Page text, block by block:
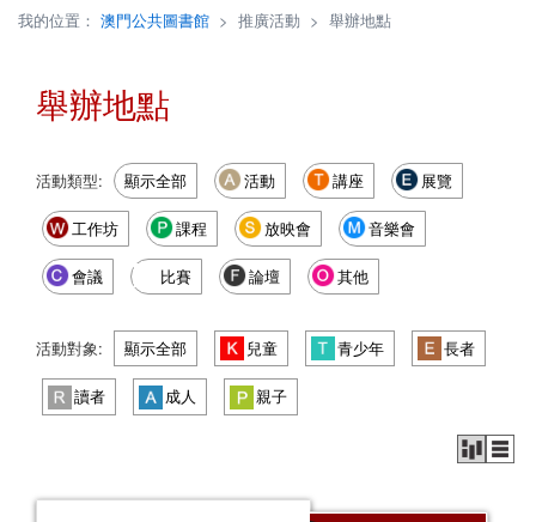
我的位置： 澳門公共圖書館 > 推廣活動 > 舉辦地點
舉辦地點
活動類型: 顯示全部 活動 講座 展覽
工作坊 課程 放映會 音樂會
會議 比賽 論壇 其他
活動對象: 顯示全部 兒童 青少年 長者
讀者 成人 親子